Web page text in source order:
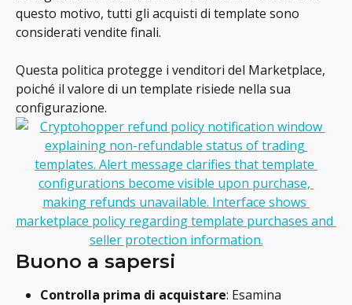
questo motivo, tutti gli acquisti di template sono
considerati vendite finali.
Questa politica protegge i venditori del Marketplace,
poiché il valore di un template risiede nella sua
configurazione.
Buono a sapersi
Controlla prima di acquistare: Esamina